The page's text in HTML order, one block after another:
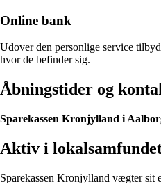
Online bank
Udover den personlige service
hvor de befinder sig.
Åbningstider og
Sparekassen Kronjylland i
Aktiv i
Sparekassen Kronjylland vægter sit